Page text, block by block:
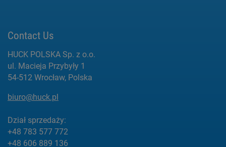
Contact Us
HUCK POLSKA Sp. z o.o.
ul. Macieja Przybyły 1
54-512 Wrocław, Polska
biuro@huck.pl
Dział sprzedaży:
+48 783 577 772
+48 606 889 136